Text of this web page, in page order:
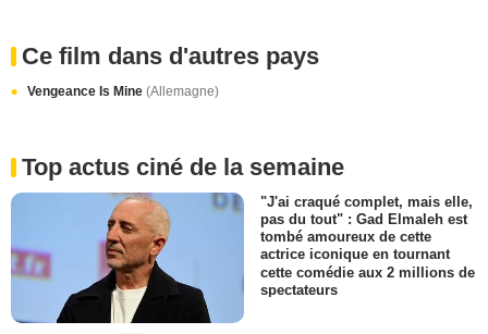
Ce film dans d'autres pays
Vengeance Is Mine (Allemagne)
Top actus ciné de la semaine
"J'ai craqué complet, mais elle,
pas du tout" : Gad Elmaleh est
tombé amoureux de cette
actrice iconique en tournant
cette comédie aux 2 millions de
spectateurs